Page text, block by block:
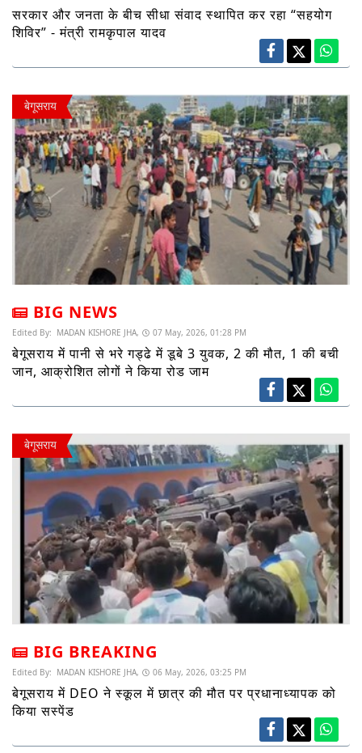
सरकार और जनता के बीच सीधा संवाद स्थापित कर रहा “सहयोग
शिविर” - मंत्री रामकृपाल यादव
बेगूसराय
BIG NEWS
Edited By: MADAN KISHORE JHA, 07 May, 2026, 01:28 PM
बेगूसराय में पानी से भरे गड्ढे में डूबे 3 युवक, 2 की मौत, 1 की बची
जान, आक्रोशित लोगों ने किया रोड जाम
बेगूसराय
BIG BREAKING
Edited By: MADAN KISHORE JHA, 06 May, 2026, 03:25 PM
बेगूसराय में DEO ने स्कूल में छात्र की मौत पर प्रधानाध्यापक को
किया सस्पेंड